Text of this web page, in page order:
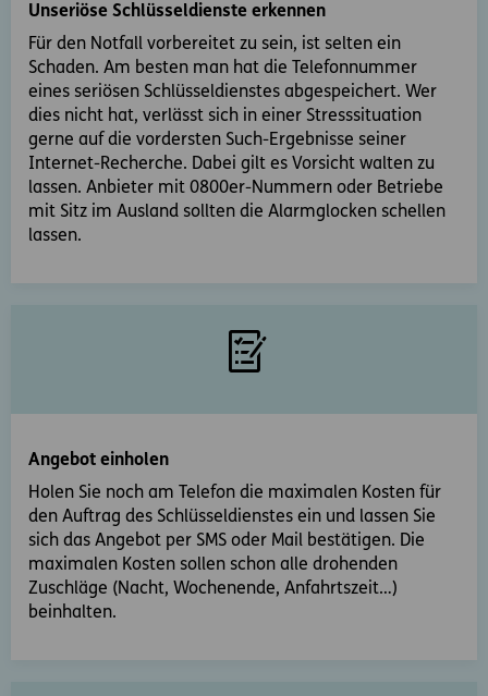
Unseriöse Schlüsseldienste erkennen
Für den Notfall vorbereitet zu sein, ist selten ein
Schaden. Am besten man hat die Telefonnummer
eines seriösen Schlüsseldienstes abgespeichert. Wer
dies nicht hat, verlässt sich in einer Stresssituation
gerne auf die vordersten Such-Ergebnisse seiner
Internet-Recherche. Dabei gilt es Vorsicht walten zu
lassen. Anbieter mit 0800er-Nummern oder Betriebe
mit Sitz im Ausland sollten die Alarmglocken schellen
lassen.
Angebot einholen
Holen Sie noch am Telefon die maximalen Kosten für
den Auftrag des Schlüsseldienstes ein und lassen Sie
sich das Angebot per SMS oder Mail bestätigen. Die
maximalen Kosten sollen schon alle drohenden
Zuschläge (Nacht, Wochenende, Anfahrtszeit…)
beinhalten.